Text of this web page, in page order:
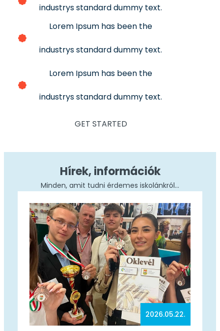
industrys standard dummy text.
Lorem Ipsum has been the
industrys standard dummy text.
Lorem Ipsum has been the
industrys standard dummy text.
GET STARTED
Hírek, információk
Minden, amit tudni érdemes iskolánkról…
2026.05.22.